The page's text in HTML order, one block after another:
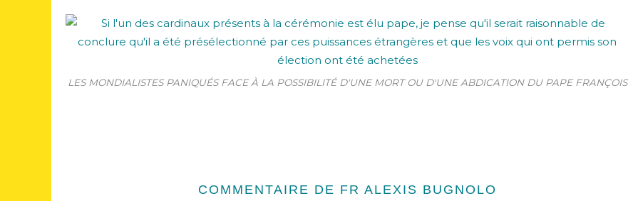
LES MONDIALISTES PANIQUÉS FACE À LA POSSIBILITÉ D'UNE MORT OU D'UNE ABDICATION DU PAPE FRANÇOIS
COMMENTAIRE DE FR ALEXIS BUGNOLO